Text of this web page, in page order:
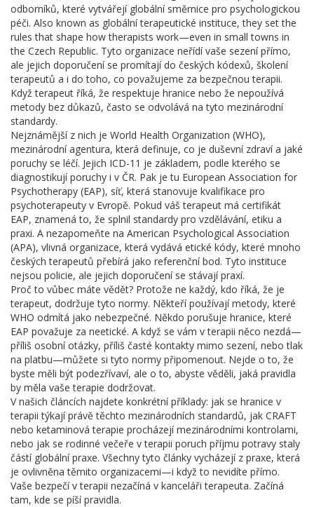
odborníků, které vytvářejí globální směrnice pro psychologickou
péči. Also known as globální terapeutické instituce, they set the
rules that shape how therapists work—even in small towns in
the Czech Republic. Tyto organizace neřídí vaše sezení přímo,
ale jejich doporučení se promítají do českých kódexů, školení
terapeutů a i do toho, co považujeme za bezpečnou terapii.
Když terapeut říká, že respektuje hranice nebo že nepoužívá
metody bez důkazů, často se odvolává na tyto mezinárodní
standardy.
Nejznámější z nich je World Health Organization (WHO),
mezinárodní agentura, která definuje, co je duševní zdraví a jaké
poruchy se léčí. Jejich ICD-11 je základem, podle kterého se
diagnostikují poruchy i v ČR. Pak je tu European Association for
Psychotherapy (EAP), síť, která stanovuje kvalifikace pro
psychoterapeuty v Evropě. Pokud váš terapeut má certifikát
EAP, znamená to, že splnil standardy pro vzdělávání, etiku a
praxi. A nezapomeňte na American Psychological Association
(APA), vlivná organizace, která vydává etické kódy, které mnoho
českých terapeutů přebírá jako referenční bod. Tyto instituce
nejsou policie, ale jejich doporučení se stávají praxí.
Proč to vůbec máte vědět? Protože ne každý, kdo říká, že je
terapeut, dodržuje tyto normy. Někteří používají metody, které
WHO odmítá jako nebezpečné. Někdo porušuje hranice, které
EAP považuje za neetické. A když se vám v terapii něco nezdá—
příliš osobní otázky, příliš časté kontakty mimo sezení, nebo tlak
na platbu—můžete si tyto normy připomenout. Nejde o to, že
byste měli být podezřívaví, ale o to, abyste věděli, jaká pravidla
by měla vaše terapie dodržovat.
V našich článcích najdete konkrétní příklady: jak se hranice v
terapii týkají právě těchto mezinárodních standardů, jak CRAFT
nebo ketaminová terapie procházejí mezinárodními kontrolami,
nebo jak se rodinné večeře v terapii poruch příjmu potravy staly
částí globální praxe. Všechny tyto články vycházejí z praxe, která
je ovlivněna těmito organizacemi—i když to nevidíte přímo.
Vaše bezpečí v terapii nezačíná v kanceláři terapeuta. Začíná
tam, kde se píší pravidla.